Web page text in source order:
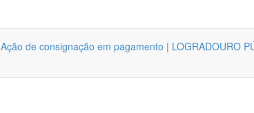
Ação de consignação em pagamento | LOGRADOURO